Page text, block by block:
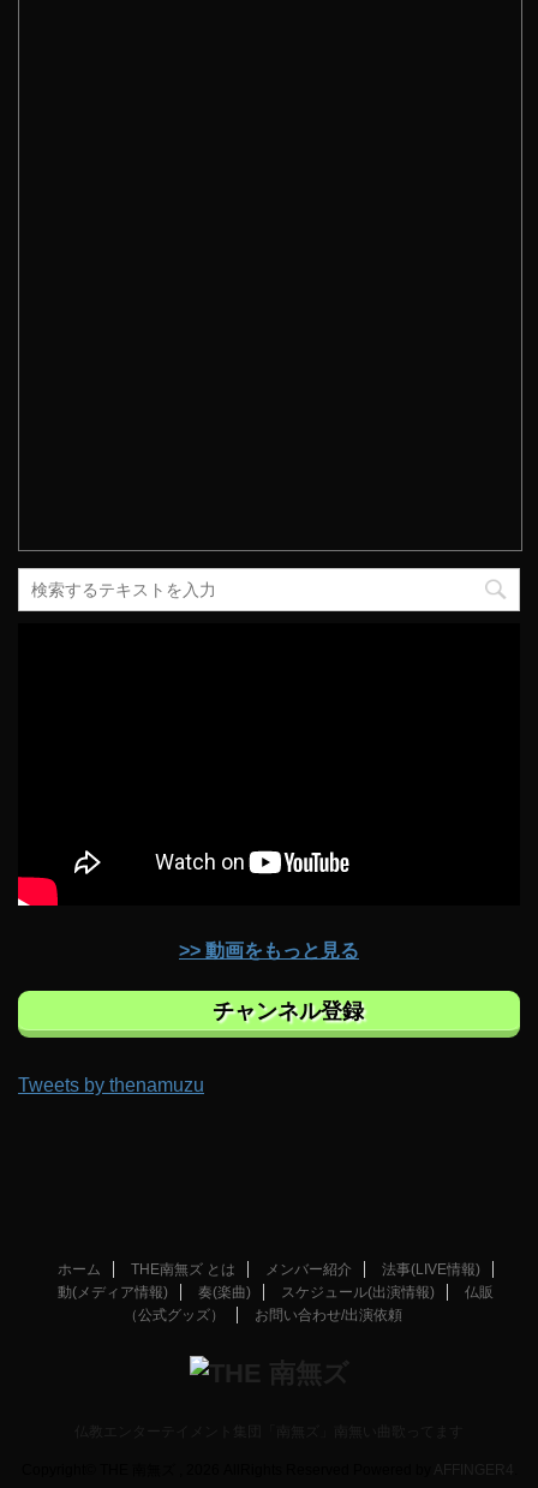
>> 動画をもっと見る
チャンネル登録
Tweets by thenamuzu
ホーム THE南無ズ とは メンバー紹介
法事(LIVE情報)
動(メディア情報)
奏(楽曲) スケジュール(出演情報)
仏販
（公式グッズ）
お問い合わせ/出演依頼